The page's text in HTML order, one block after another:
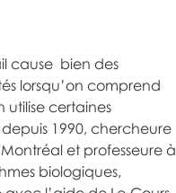
cause  bien des
lorsqu’on comprend
utilise certaines
1990, chercheure
et professeure à
biologiques,